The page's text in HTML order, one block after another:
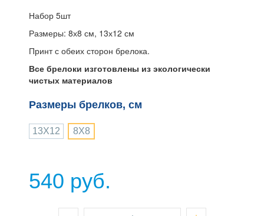
Набор 5шт
Размеры: 8х8 см, 13х12 см
Принт с обеих сторон брелока.
Все брелоки изготовлены из экологически
чистых материалов
Размеры брелков, см
13X12 8X8
540 руб.